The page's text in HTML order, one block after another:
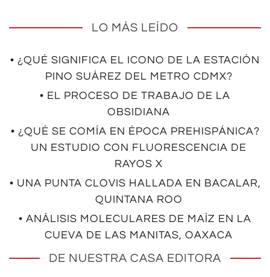
LO MÁS LEÍDO
• ¿QUÉ SIGNIFICA EL ICONO DE LA ESTACIÓN
PINO SUÁREZ DEL METRO CDMX?
• EL PROCESO DE TRABAJO DE LA
OBSIDIANA
• ¿QUÉ SE COMÍA EN ÉPOCA PREHISPÁNICA?
UN ESTUDIO CON FLUORESCENCIA DE
RAYOS X
• UNA PUNTA CLOVIS HALLADA EN BACALAR,
QUINTANA ROO
• ANÁLISIS MOLECULARES DE MAÍZ EN LA
CUEVA DE LAS MANITAS, OAXACA
DE NUESTRA CASA EDITORA